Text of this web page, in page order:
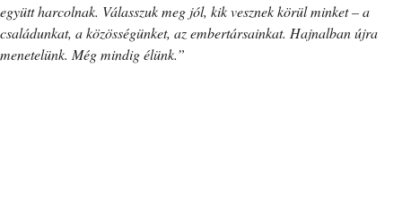
együtt harcolnak. Válasszuk meg jól, kik vesznek körül minket – a
családunkat, a közösségünket, az embertársainkat. Hajnalban újra
menetelünk. Még mindig élünk.”